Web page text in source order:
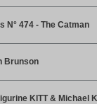
N° 474 - The Catman
Brunson
KITT & Michael